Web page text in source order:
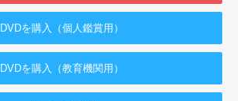
DVDを購入（個人鑑賞用）
DVDを購入（教育機関用）